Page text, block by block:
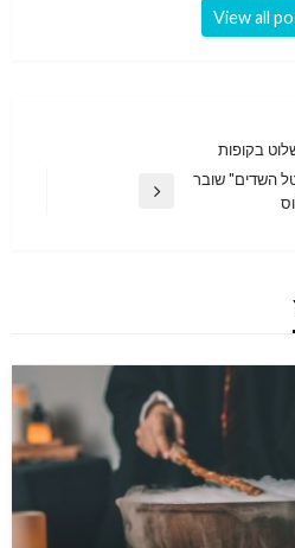
View all
בקופות
השדים" שובר